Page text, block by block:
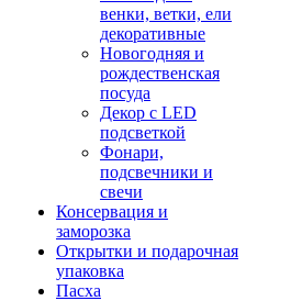
венки, ветки, ели
декоративные
Новогодняя и
рождественская
посуда
Декор с LED
подсветкой
Фонари,
подсвечники и
свечи
Консервация и
заморозка
Открытки и подарочная
упаковка
Пасха